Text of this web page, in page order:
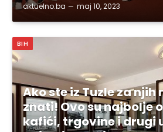
aktuelno.ba maj 10, 2023
BIH
Ako ste iz Tuzle za njih
znati! Ovo su najbolje
kafići, trgovine i drugi